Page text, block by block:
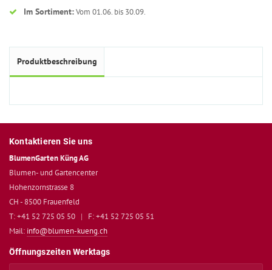
Im Sortiment:Vom 01.06. bis 30.09.
Produktbeschreibung
Kontaktieren Sie uns
BlumenGarten Küng AG
Blumen- und Gartencenter
Hohenzornstrasse 8
CH - 8500 Frauenfeld
T: +41 52 725 05 50 |
F: +41 52 725 05 51
Mail: info@blumen-kueng.ch
Öffnungszeiten Werktags